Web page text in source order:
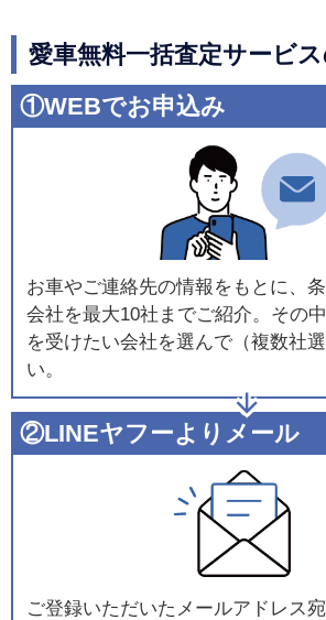
愛車無料一括査定サービ
①WEBでお申込み
お車やご連絡先の情報をもとに、
会社を最大10社までご紹介。その
を受けたい会社を選んで（複数社
い。
②LINEヤフーよりメール
ご登録いただいたメールアドレス